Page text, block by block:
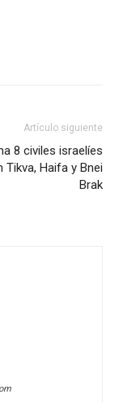
Artículo siguiente
8 civiles israelíes
Tikva, Haifa y Bnei
Brak